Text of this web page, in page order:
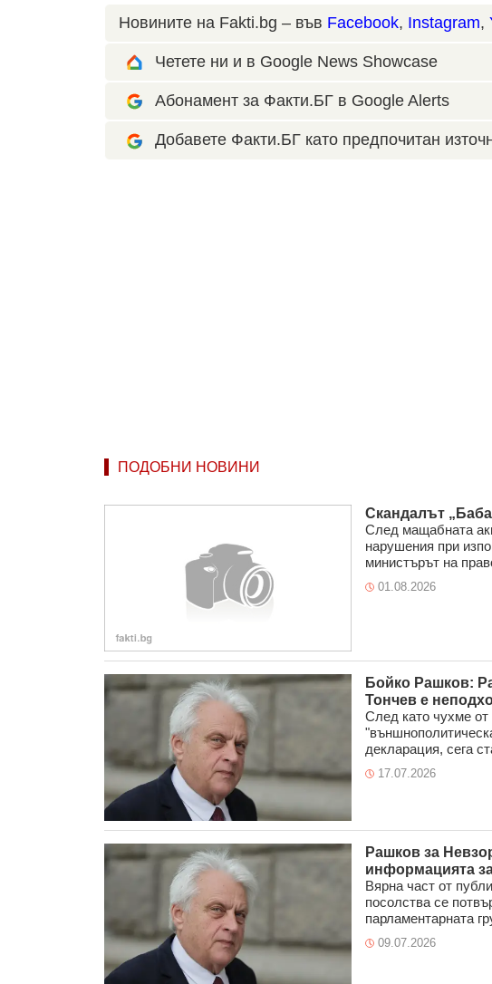
Новините на Fakti.bg – във Facebook, Instagram,
Четете ни и в Google News Showcase
Абонамент за Факти.БГ в Google Alerts
Добавете Факти.БГ като предпочитан
ПОДОБНИ НОВИНИ
Скандалът
След мащабната
нарушения при
министърът на
01.08.2026
Бойко Рашков:
Тончев е
След като чухме
декларация, сега
17.07.2026
Рашков за
информацията
Вярна част от
посолства се
парламентарната
09.07.2026